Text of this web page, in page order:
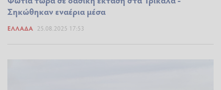
Σηκώθηκαν εναέρια μέσα
ΕΛΛΆΔΑ 25.08.2025 17:53